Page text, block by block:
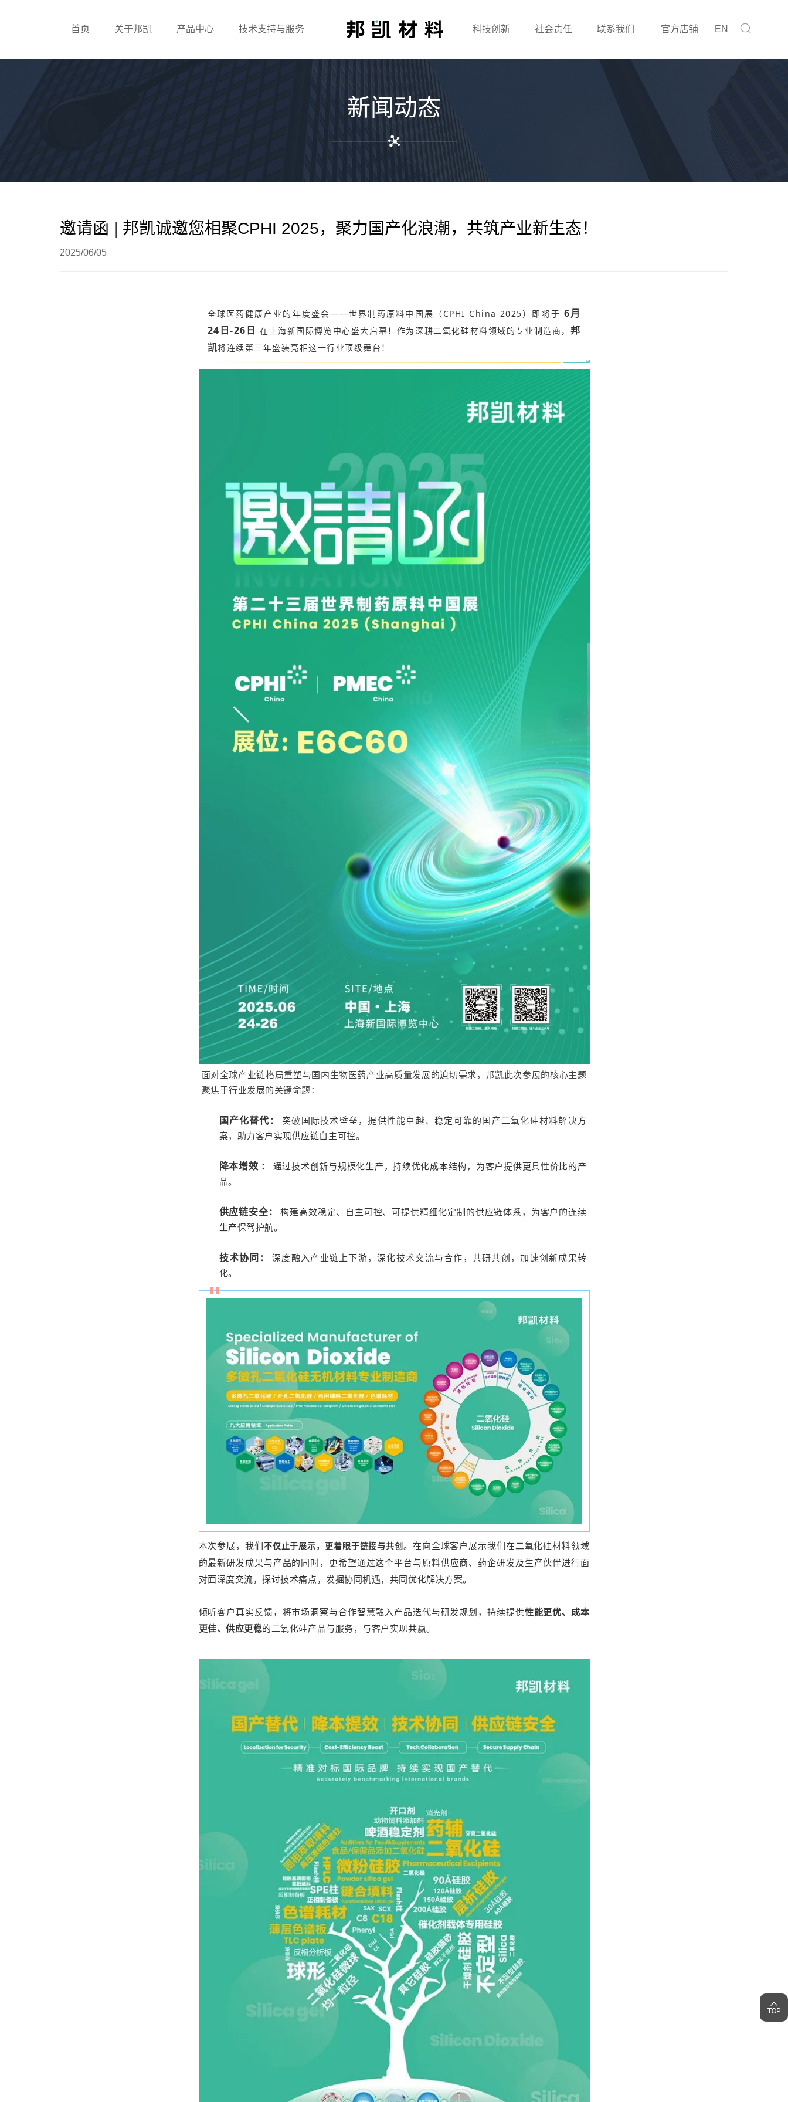
首页 关于邦凯 产品中心 技术支持与服务 科技创新 社会责任 联系我们 官方店铺 EN
新闻动态
邀请函 | 邦凯诚邀您相聚CPHI 2025，聚力国产化浪潮，共筑产业新生态！
2025/06/05
全球医药健康产业的年度盛会——世界制药原料中国展（CPHI China 2025）即将于 6月
24日-26日 在上海新国际博览中心盛大启幕！作为深耕二氧化硅材料领域的专业制造商，邦
凯将连续第三年盛装亮相这一行业顶级舞台！
面对全球产业链格局重塑与国内生物医药产业高质量发展的迫切需求，邦凯此次参展的核心主题
聚焦于行业发展的关键命题：
国产化替代：
突破国际技术壁垒，提供性能卓越、稳定可靠的国产二氧化硅材料解决方
案，助力客户实现供应链自主可控。
降本增效 ：
通过技术创新与规模化生产，持续优化成本结构，为客户提供更具性价比的产
品。
供应链安全：
构建高效稳定、自主可控、可提供精细化定制的供应链体系，为客户的连续
生产保驾护航。
技术协同 ：
深度融入产业链上下游，深化技术交流与合作，共研共创，加速创新成果转
化。
本次参展，我们 不仅止于展示，更着眼于链接与共创。在向全球客户展示我们在二氧化硅材料领域
的最新研发成果与产品的同时，更希望通过这个平台与原料供应商、药企研发及生产伙伴进行面
对面深度交流，探讨技术痛点，发掘协同机遇，共同优化解决方案。
倾听客户真实反馈，将市场洞察与合作智慧融入产品迭代与研发规划，持续提供性能更优、成本
更佳、供应更稳的二氧化硅产品与服务，与客户实现共赢。